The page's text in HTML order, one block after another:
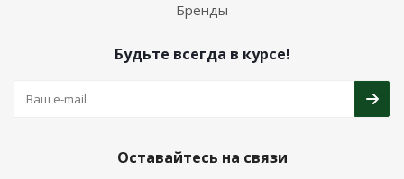
Бренды
Будьте всегда в курсе!
Оставайтесь на связи